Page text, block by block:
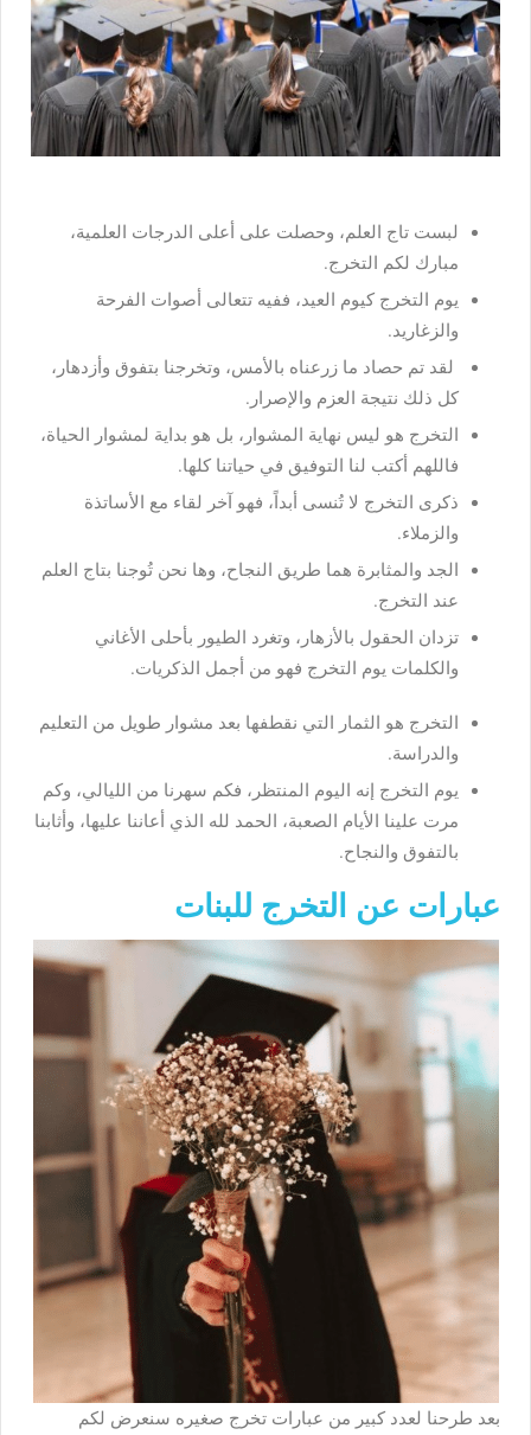
لبست تاج العلم، وحصلت على أعلى الدرجات العلمية،
مبارك لكم التخرج.
يوم التخرج كيوم العيد، ففيه تتعالى أصوات الفرحة
والزغاريد.
لقد تم حصاد ما زرعناه بالأمس، وتخرجنا بتفوق وأزدهار،
كل ذلك نتيجة العزم والإصرار.
التخرج هو ليس نهاية المشوار، بل هو بداية لمشوار الحياة،
فاللهم أكتب لنا التوفيق في حياتنا كلها.
ذكرى التخرج لا تُنسى أبداً، فهو آخر لقاء مع الأساتذة
والزملاء.
الجد والمثابرة هما طريق النجاح، وها نحن تُوجنا بتاج العلم
عند التخرج.
تزدان الحقول بالأزهار، وتغرد الطيور بأحلى الأغاني
والكلمات يوم التخرج فهو من أجمل الذكريات.
التخرج هو الثمار التي نقطفها بعد مشوار طويل من التعليم
والدراسة.
يوم التخرج إنه اليوم المنتظر، فكم سهرنا من الليالي، وكم
مرت علينا الأيام الصعبة، الحمد لله الذي أعاننا عليها، وأثابنا
بالتفوق والنجاح.
عبارات عن التخرج للبنات
بعد طرحنا لعدد كبير من عبارات تخرج صغيره سنعرض لكم